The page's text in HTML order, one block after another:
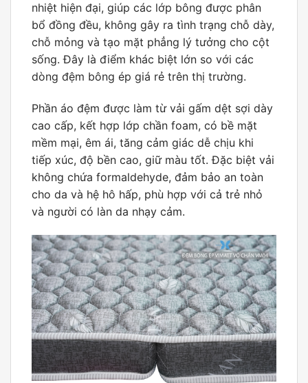
nhiệt hiện đại, giúp các lớp bông được phân
bổ đồng đều, không gây ra tình trạng chỗ dày,
chỗ mỏng và tạo mặt phẳng lý tưởng cho cột
sống. Đây là điểm khác biệt lớn so với các
dòng đệm bông ép giá rẻ trên thị trường.
Phần áo đệm được làm từ vải gấm dệt sợi dày
cao cấp, kết hợp lớp chần foam, có bề mặt
mềm mại, êm ái, tăng cảm giác dễ chịu khi
tiếp xúc, độ bền cao, giữ màu tốt. Đặc biệt vải
không chứa formaldehyde, đảm bảo an toàn
cho da và hệ hô hấp, phù hợp với cả trẻ nhỏ
và người có làn da nhạy cảm.